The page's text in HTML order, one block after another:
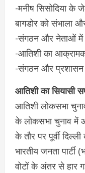
-मनीष सिसोदिया के
बागडोर को संभाला
-संगठन और नेताओं में
-आतिशी का
-संगठन और
आतिशी का सियासी
आतिशी लोकसभा
के लोकसभा चुनाव में
के तौर पर पूर्वी
भारतीय जनता
वोटों के अंतर से हार